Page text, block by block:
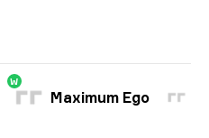
W
Maximum Ego